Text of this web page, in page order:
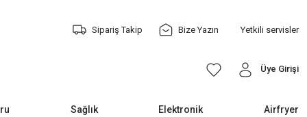
Sipariş Takip Bize Yazın Yetkili servisler
Üye Girişi
Sağlık Elektronik Airfryer